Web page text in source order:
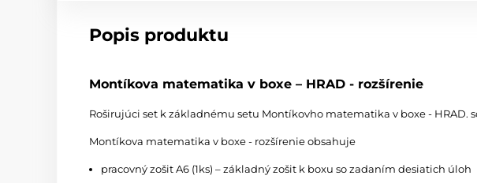
Popis produktu
Montíkova matematika v boxe – HRAD - rozšírenie
Roširujúci set k základnému setu Montíkovho matematika v boxe - HRAD.
Montíkova matematika v boxe - rozšírenie obsahuje
pracovný zošit A6 (1ks) – základný zošit k boxu so zadaním desiatich úloh